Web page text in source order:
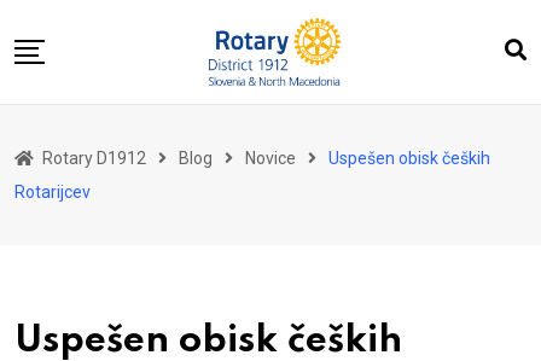
to
O nas
Kontakt
Rotary D1912 Blog Novice
Uspešen obisk čeških
Rotarijcev
Uspešen obisk čeških